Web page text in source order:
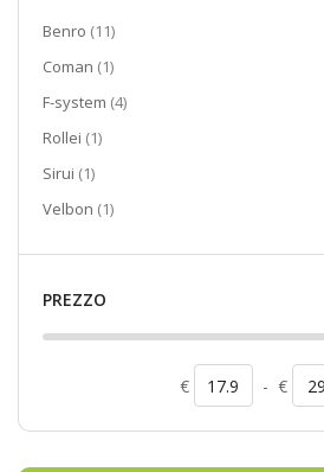
Benro 11elementi
Coman 1elemento
F-system 4elementi
Rollei 1elemento
Sirui 1elemento
Velbon 1elemento
PREZZO
€ - €